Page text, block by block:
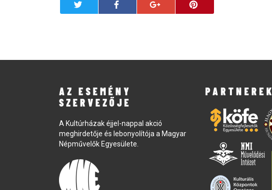
AZ ESEMÉNY
SZERVEZŐJE
A Kultúrházak éjjel-nappal akció
meghirdetője és lebonyolítója a Magyar
Népművelők Egyesülete.
PARTNEREK